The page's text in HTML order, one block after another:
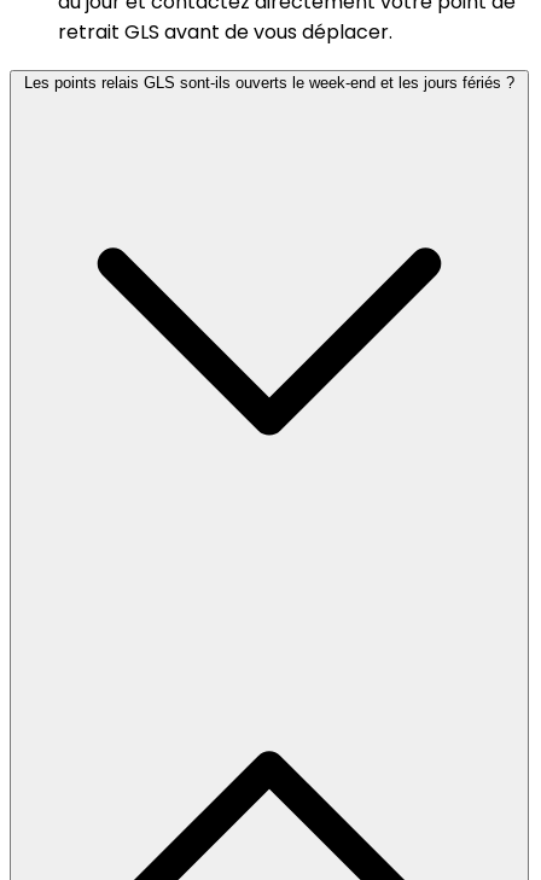
retrait GLS avant de vous déplacer.
Les points relais GLS sont-ils ouverts le week-end et les jours fériés ?